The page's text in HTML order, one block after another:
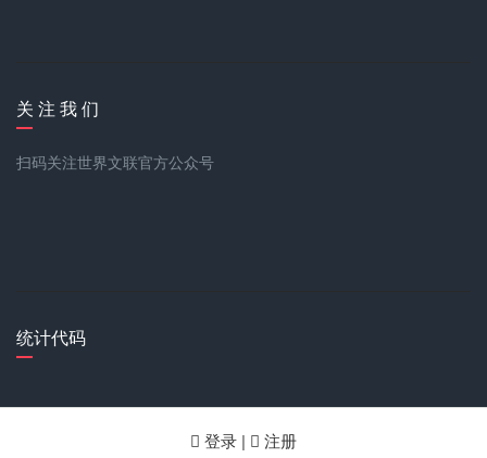
登录 | 注册
关 注 我 们
扫码关注世界文联官方公众号
统计代码